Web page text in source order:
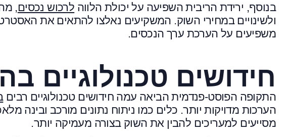
בנוסף, ירידת הריבית השפיעה על יכולת הלווה לרכוש נכסים,
ולשינויים במחירי השוק. המשקיעים נאלצו להתאים את
משפיעים על הערכת ערך הנכסים.
חידושים טכנולוגיים
התקופה הפוסט-פנדמית הביאה עמה חידושים טכנולוגיים רבים
הערכות מדויקות יותר. כלים כמו ניתוח נתונים מורכב ובינה
מסייעים למעריכים להבין את השוק בצורה מעמיקה יותר.